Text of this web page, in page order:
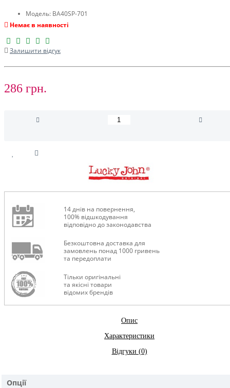
Модель: BA40SP-701
Немає в наявності
Залишити відгук
286 грн.
14 днів на повернення,
100% відшкодування
відповідно до законодавства
Безкоштовна доставка для
замовлень понад 1000 гривень
та передоплати
Тільки оригінальні
та якісні товари
відомих брендів
Опис
Характеристики
Відгуки (0)
Опції